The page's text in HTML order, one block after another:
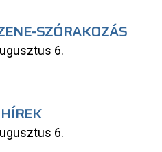
SZÓRAKOZÁS
6.
6.